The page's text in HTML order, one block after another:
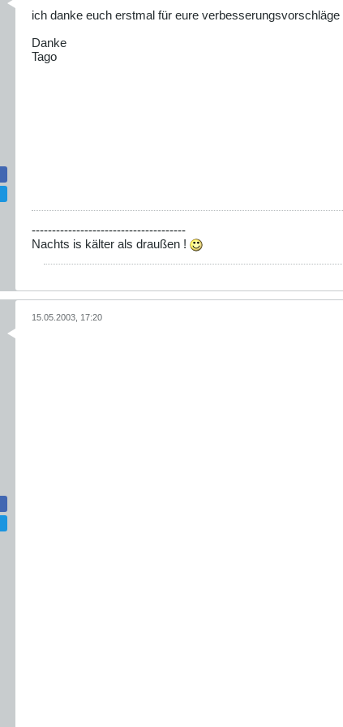
ich danke euch erstmal für eure
Danke
Tago
--------------------------------------
Nachts is kälter als draußen !
15.05.2003, 17:20